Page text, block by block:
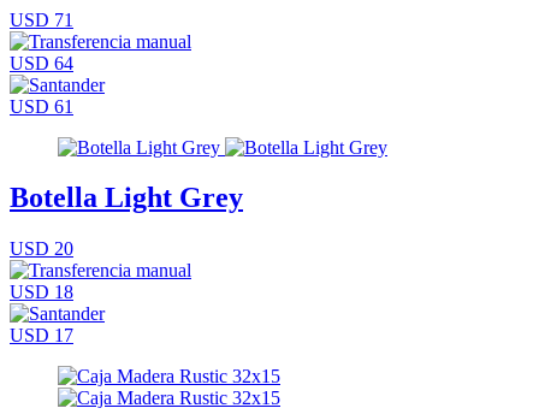
USD 71
USD 64
USD 61
Botella Light Grey
USD 20
USD 18
USD 17